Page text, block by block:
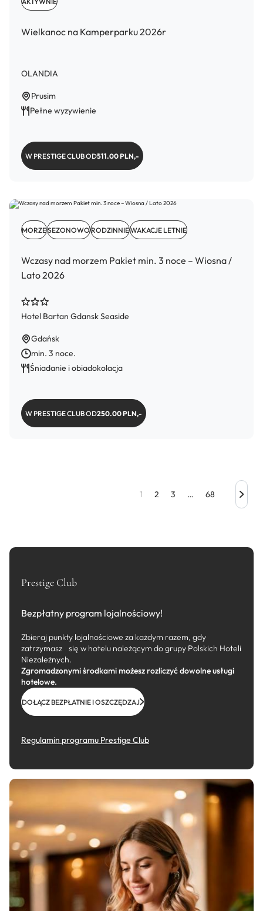
Wielkanoc na Kamperparku 2026r
OLANDIA
Prusim
Pełne wyzywienie
W PRESTIGE CLUB OD511.00 PLN,-
Wczasy nad morzem Pakiet min. 3 noce – Wiosna /
Lato 2026
MORZESEZONOWORODZINNIEWAKACJE LETNIE
Hotel Bartan Gdansk Seaside
Gdańsk
min. 3 noce.
Śniadanie i obiadokolacja
W PRESTIGE CLUB OD250.00 PLN,-
1 2 3 … 68
Prestige Club
Bezpłatny program lojalnościowy!
Zbieraj punkty lojalnościowe za każdym razem, gdy
zatrzymasz się w hotelu należącym do grupy Polskich Hoteli
Niezależnych.
Zgromadzonymi środkami możesz rozliczyć dowolne usługi
hotelowe.
DOŁĄCZ BEZPŁATNIE I OSZCZĘDZAJ
Regulamin programu Prestige Club